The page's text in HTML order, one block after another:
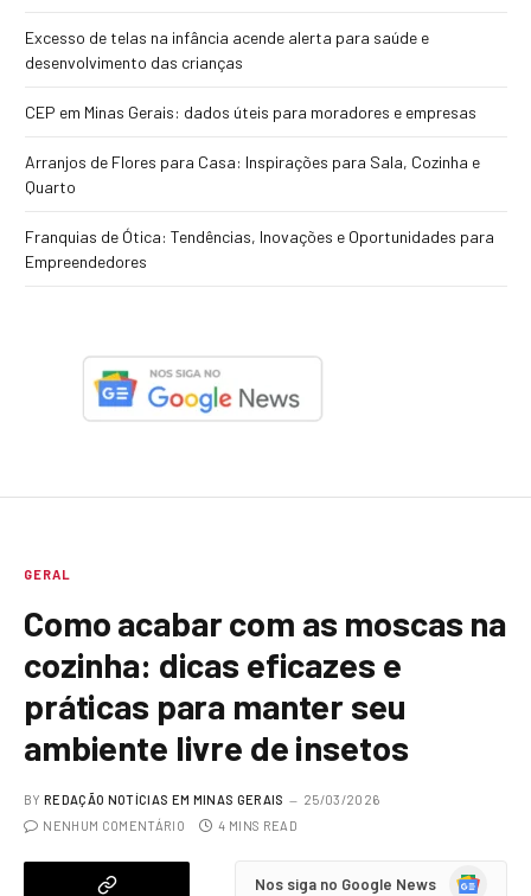
Excesso de telas na infância acende alerta para saúde e
desenvolvimento das crianças
CEP em Minas Gerais: dados úteis para moradores e empresas
Arranjos de Flores para Casa: Inspirações para Sala, Cozinha e
Quarto
Franquias de Ótica: Tendências, Inovações e Oportunidades para
Empreendedores
GERAL
Como acabar com as moscas na
cozinha: dicas eficazes e
práticas para manter seu
ambiente livre de insetos
BY REDAÇÃO NOTÍCIAS EM MINAS GERAIS
25/03/2026
NENHUM COMENTÁRIO
4 MINS READ
Nos siga no Google News
Google